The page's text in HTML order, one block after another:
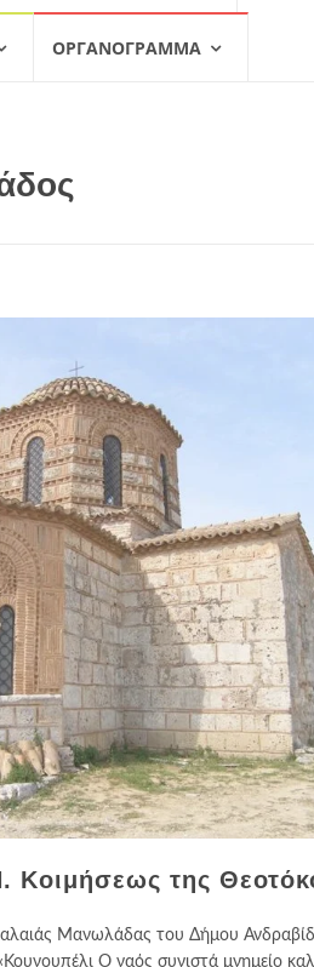
ΟΡΓΑΝΌΓΡΑΜΜΑ
Κοιμήσεως της
Μανωλάδας του Δήμου
Ο ναός συνιστά μνημείο